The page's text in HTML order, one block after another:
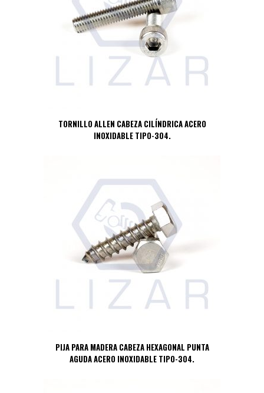
TORNILLO ALLEN CABEZA CILÍNDRICA ACERO
INOXIDABLE TIPO-304.
PIJA PARA MADERA CABEZA HEXAGONAL PUNTA
AGUDA ACERO INOXIDABLE TIPO-304.